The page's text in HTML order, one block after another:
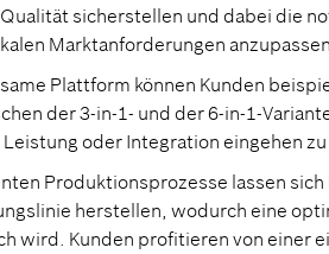
sicherstellen und dabei die
Marktanforderungen
Plattform können Kunden
der 3-in-1- und der 6-in-1-
oder Integration eingehen
Produktionsprozesse lassen
herstellen, wodurch eine
wird. Kunden profitieren von einer